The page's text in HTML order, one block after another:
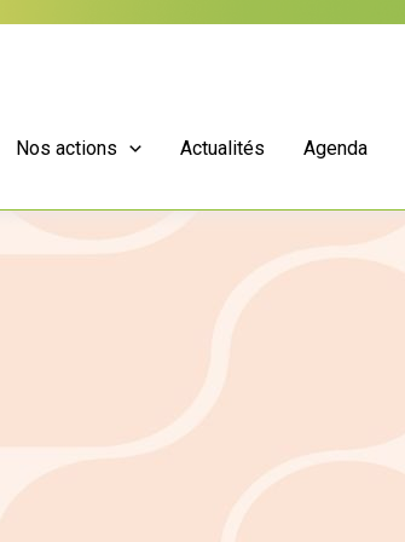
Nos actions Actualités Agenda